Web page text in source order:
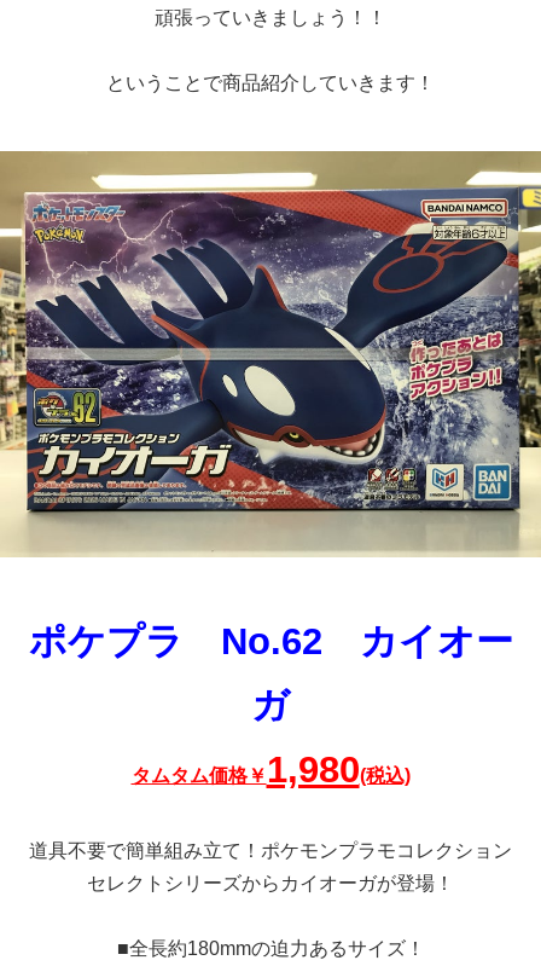
頑張っていきましょう！！
ということで商品紹介していきます！
ポケプラ No.62 カイオー
ガ
タムタム価格￥ 1,980(税込)
道具不要で簡単組み立て！ポケモンプラモコレクション
セレクトシリーズからカイオーガが登場！
■全長約180mmの迫力あるサイズ！